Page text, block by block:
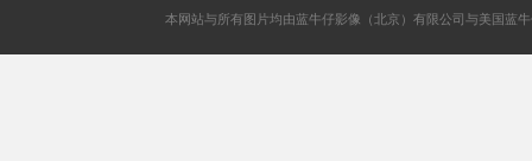
本网站与所有图片均由蓝牛仔影像（北京）有限公司与美国蓝